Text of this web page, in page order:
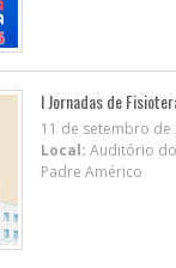
I Jornadas de
11 de setembro de
Local: Auditório
Padre Américo